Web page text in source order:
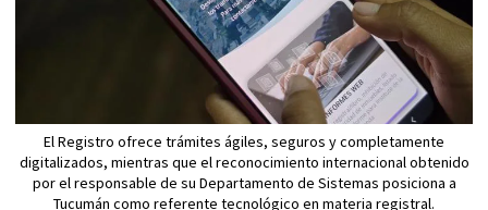
El Registro ofrece trámites ágiles, seguros y completamente
digitalizados, mientras que el reconocimiento internacional obtenido
por el responsable de su Departamento de Sistemas posiciona a
Tucumán como referente tecnológico en materia registral.